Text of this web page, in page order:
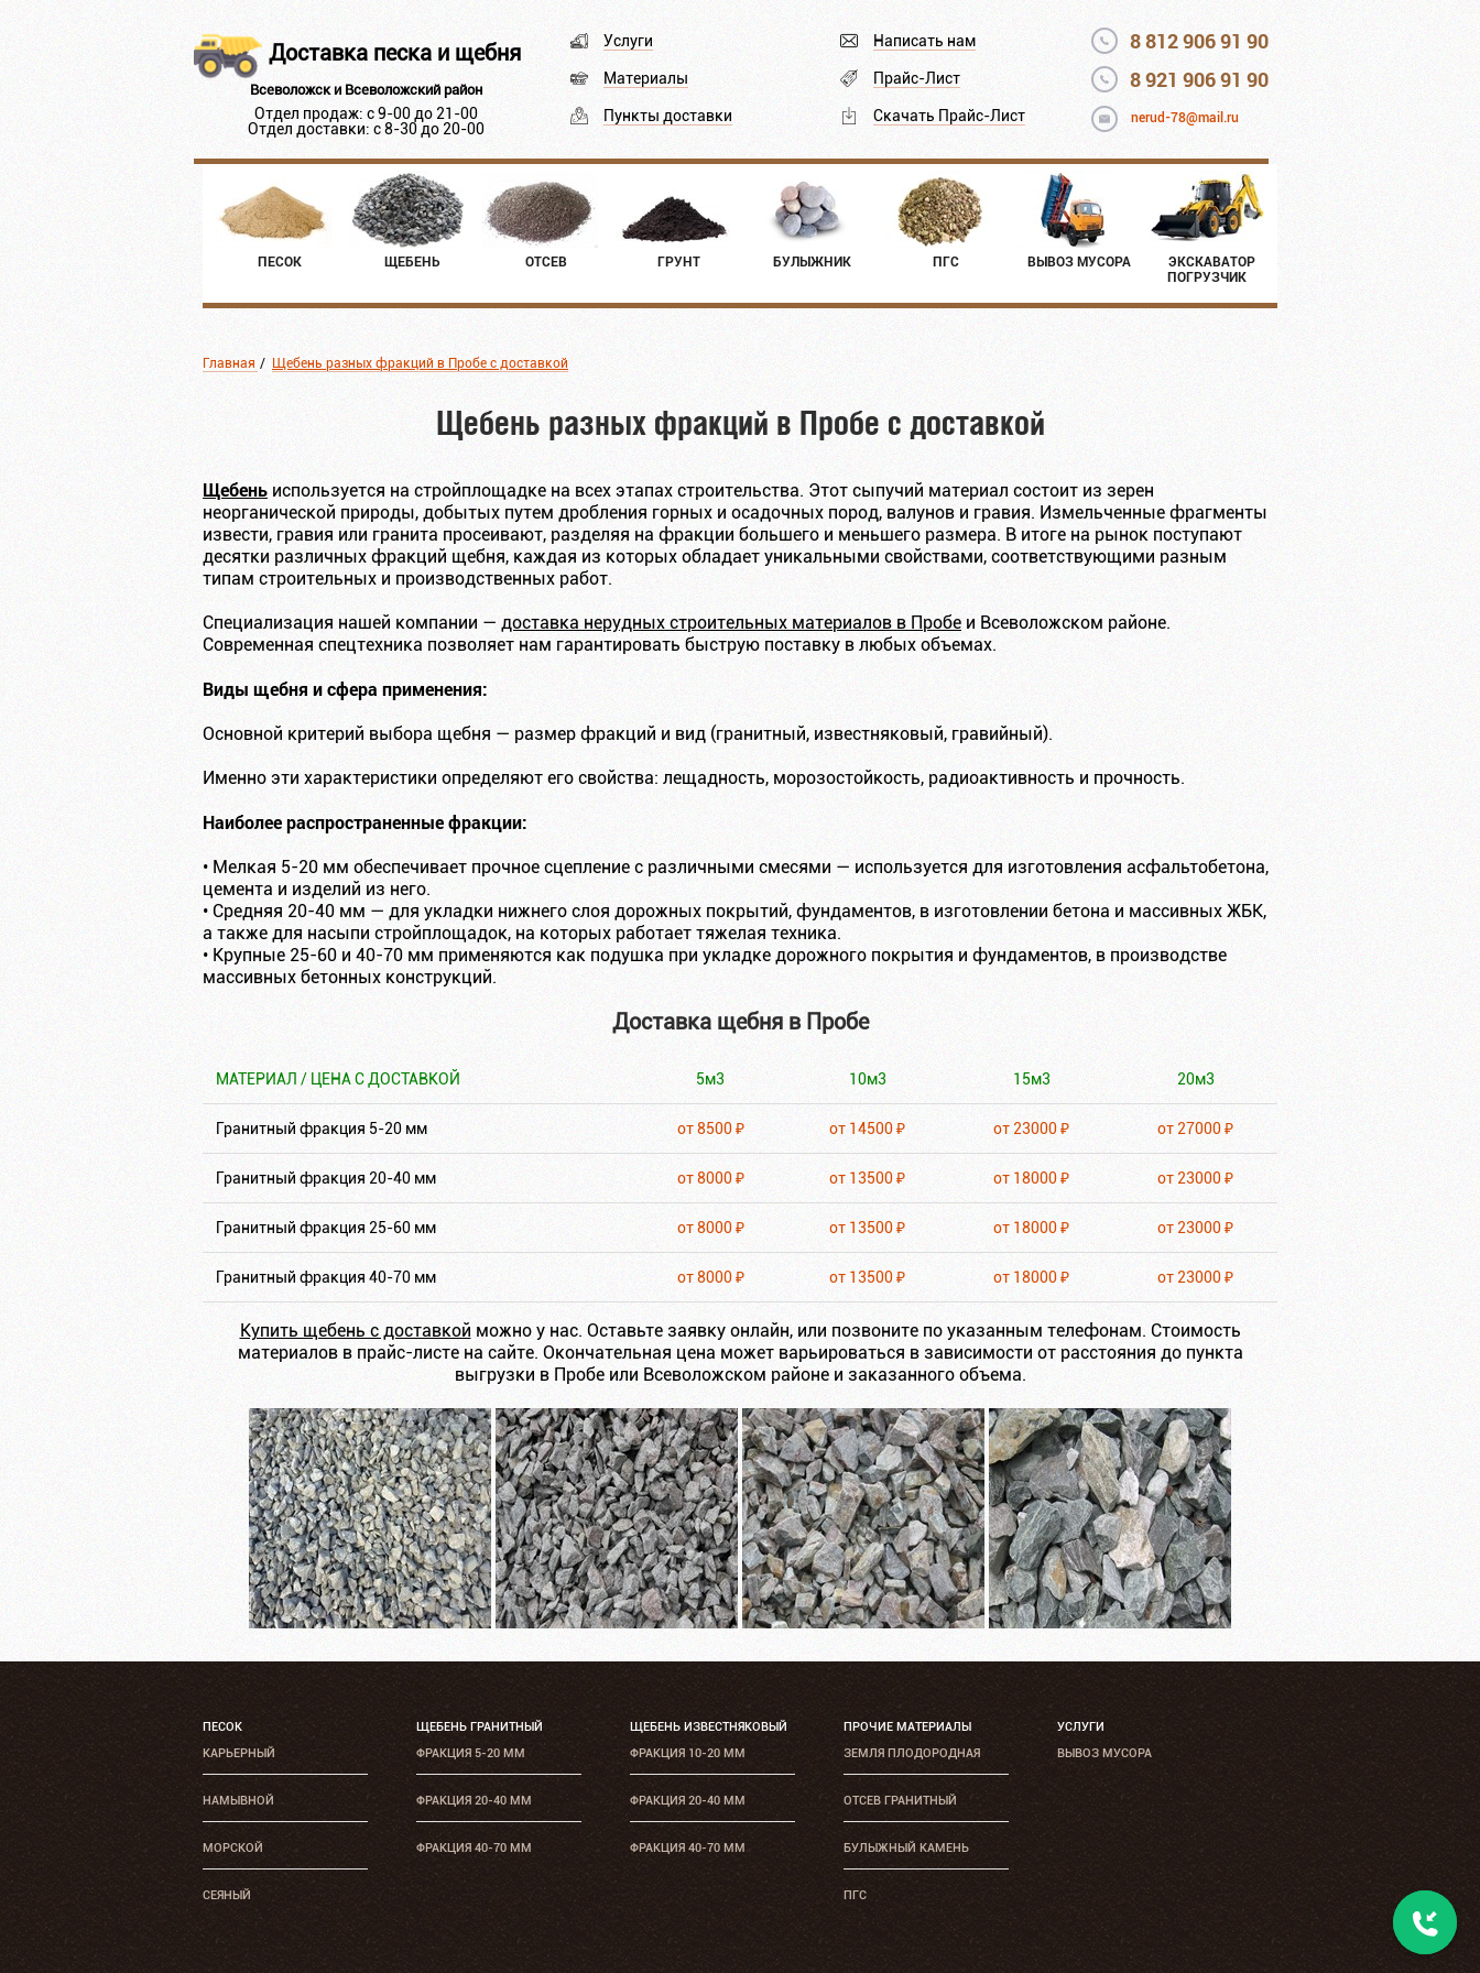
Доставка песка и щебня
Всеволожск и Всеволожский район
Отдел продаж: с 9-00 до 21-00
Отдел доставки: с 8-30 до 20-00
Услуги
Материалы
Пункты доставки
Написать нам
Прайс-Лист
Скачать Прайс-Лист
8 812 906 91 90
8 921 906 91 90
nerud-78@mail.ru
ПЕСОК ЩЕБЕНЬ ОТСЕВ ГРУНТ БУЛЫЖНИК ПГС ВЫВОЗ МУСОРА
ЭКСКАВАТОР
ПОГРУЗЧИК
Главная / Щебень разных фракций в Пробе с доставкой
Щебень разных фракций в Пробе с доставкой
Щебень используется на стройплощадке на всех этапах строительства. Этот сыпучий материал состоит из зерен
неорганической природы, добытых путем дробления горных и осадочных пород, валунов и гравия. Измельченные фрагменты
извести, гравия или гранита просеивают, разделяя на фракции большего и меньшего размера. В итоге на рынок поступают
десятки различных фракций щебня, каждая из которых обладает уникальными свойствами, соответствующими разным
типам строительных и производственных работ.
Специализация нашей компании — доставка нерудных строительных материалов в Пробе и Всеволожском районе.
Современная спецтехника позволяет нам гарантировать быструю поставку в любых объемах.
Виды щебня и сфера применения:
Основной критерий выбора щебня — размер фракций и вид (гранитный, известняковый, гравийный).
Именно эти характеристики определяют его свойства: лещадность, морозостойкость, радиоактивность и прочность.
Наиболее распространенные фракции:
• Мелкая 5-20 мм обеспечивает прочное сцепление с различными смесями — используется для изготовления асфальтобетона,
цемента и изделий из него.
• Средняя 20-40 мм — для укладки нижнего слоя дорожных покрытий, фундаментов, в изготовлении бетона и массивных ЖБК,
а также для насыпи стройплощадок, на которых работает тяжелая техника.
• Крупные 25-60 и 40-70 мм применяются как подушка при укладке дорожного покрытия и фундаментов, в производстве
массивных бетонных конструкций.
Доставка щебня в Пробе
МАТЕРИАЛ / ЦЕНА С ДОСТАВКОЙ 5м3 10м3 15м3 20м3
Гранитный фракция 5-20 мм от 8500 ₽ от 14500 ₽ от 23000 ₽ от 27000 ₽
Гранитный фракция 20-40 мм от 8000 ₽ от 13500 ₽ от 18000 ₽ от 23000 ₽
Гранитный фракция 25-60 мм от 8000 ₽ от 13500 ₽ от 18000 ₽ от 23000 ₽
Гранитный фракция 40-70 мм от 8000 ₽ от 13500 ₽ от 18000 ₽ от 23000 ₽
Купить щебень с доставкой можно у нас. Оставьте заявку онлайн, или позвоните по указанным телефонам. Стоимость
материалов в прайс-листе на сайте. Окончательная цена может варьироваться в зависимости от расстояния до пункта
выгрузки в Пробе или Всеволожском районе и заказанного объема.
ПЕСОК
КАРЬЕРНЫЙ
НАМЫВНОЙ
МОРСКОЙ
СЕЯНЫЙ
ЩЕБЕНЬ ГРАНИТНЫЙ
ФРАКЦИЯ 5-20 ММ
ФРАКЦИЯ 20-40 ММ
ФРАКЦИЯ 40-70 ММ
ЩЕБЕНЬ ИЗВЕСТНЯКОВЫЙ
ФРАКЦИЯ 10-20 ММ
ФРАКЦИЯ 20-40 ММ
ФРАКЦИЯ 40-70 ММ
ПРОЧИЕ МАТЕРИАЛЫ
ЗЕМЛЯ ПЛОДОРОДНАЯ
ОТСЕВ ГРАНИТНЫЙ
БУЛЫЖНЫЙ КАМЕНЬ
ПГС
УСЛУГИ
ВЫВОЗ МУСОРА